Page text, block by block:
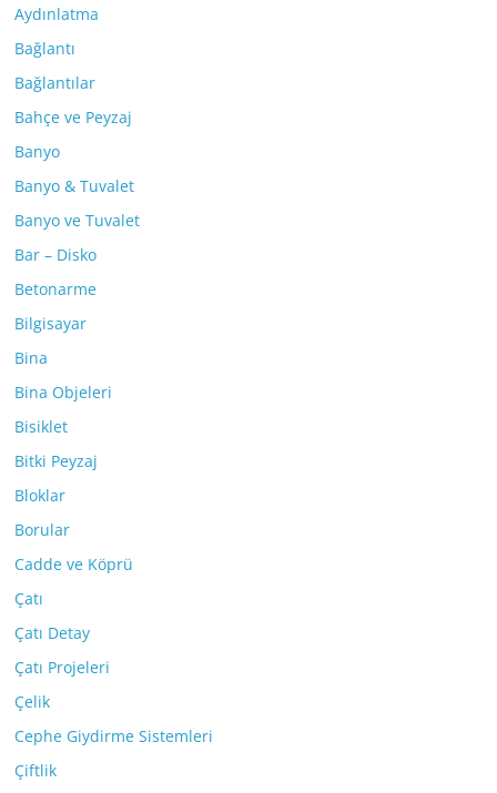
Aydınlatma
Bağlantı
Bağlantılar
Bahçe ve Peyzaj
Banyo
Banyo & Tuvalet
Banyo ve Tuvalet
Bar – Disko
Betonarme
Bilgisayar
Bina
Bina Objeleri
Bisiklet
Bitki Peyzaj
Bloklar
Borular
Cadde ve Köprü
Çatı
Çatı Detay
Çatı Projeleri
Çelik
Cephe Giydirme Sistemleri
Çiftlik